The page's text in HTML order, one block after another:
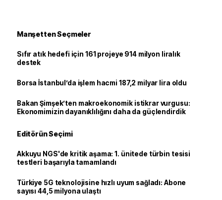
Manşetten Seçmeler
Sıfır atık hedefi için 161 projeye 914 milyon liralık
destek
Borsa İstanbul’da işlem hacmi 187,2 milyar lira oldu
Bakan Şimşek’ten makroekonomik istikrar vurgusu:
Ekonomimizin dayanıklılığını daha da güçlendirdik
Editörün Seçimi
Akkuyu NGS'de kritik aşama: 1. ünitede türbin tesisi
testleri başarıyla tamamlandı
Türkiye 5G teknolojisine hızlı uyum sağladı: Abone
sayısı 44,5 milyona ulaştı